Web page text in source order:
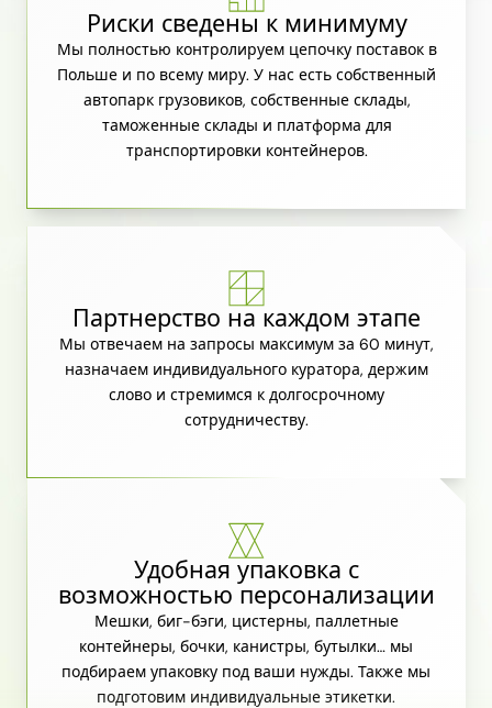
Риски сведены к минимуму
Мы полностью контролируем цепочку поставок в
Польше и по всему миру. У нас есть собственный
автопарк грузовиков, собственные склады,
таможенные склады и платформа для
транспортировки контейнеров.
Партнерство на каждом этапе
Мы отвечаем на запросы максимум за 60 минут,
назначаем индивидуального куратора, держим
слово и стремимся к долгосрочному
сотрудничеству.
Удобная упаковка с
возможностью персонализации
Мешки, биг-бэги, цистерны, паллетные
контейнеры, бочки, канистры, бутылки… мы
подбираем упаковку под ваши нужды. Также мы
подготовим индивидуальные этикетки.